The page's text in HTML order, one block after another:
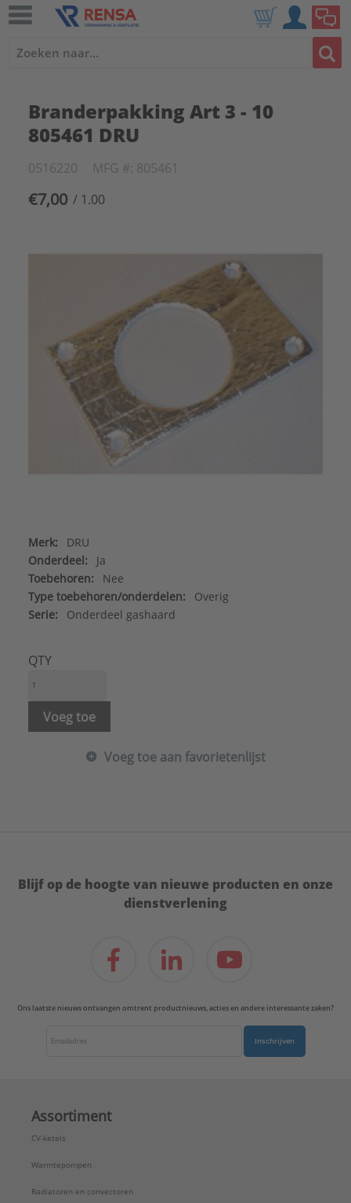
Branderpakking Art 3 - 10
805461 DRU
0516220 MFG #: 805461
€7,00 / 1.00
Merk:
DRU
Onderdeel:
Ja
Toebehoren:
Nee
Type toebehoren/onderdelen:
Overig
Serie:
Onderdeel gashaard
QTY
Voeg toe
Voeg toe aan favorietenlijst
Blijf op de hoogte van nieuwe producten en onze
dienstverlening
Ons laatste nieuws ontvangen omtrent productnieuws, acties en andere interessante zaken?
Inschrijven
Assortiment
CV-ketels
Warmtepompen
Radiatoren en convectoren